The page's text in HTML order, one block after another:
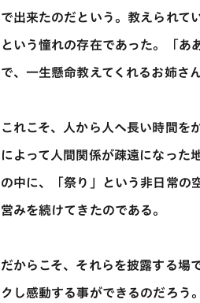
で出来たのだという。教えられて
という憧れの存在であった。「あ
で、一生懸命教えてくれるお姉さ
これこそ、人から人へ長い時間を
によって人間関係が疎遠になった
の中に、「祭り」という非日常の
営みを続けてきたのである。
だからこそ、それらを披露する場
クし感動する事ができるのだろう。